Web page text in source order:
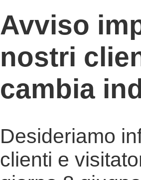
Avviso
nostri
cambia
Desideriamo
clienti e